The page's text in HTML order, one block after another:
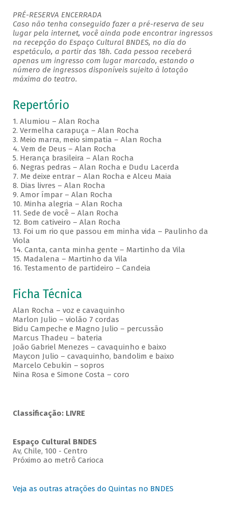
PRÉ-RESERVA ENCERRADA
Caso não tenha conseguido fazer a pré-reserva de seu
lugar pela internet, você ainda pode encontrar ingressos
na recepção do Espaço Cultural BNDES, no dia do
espetáculo, a partir das 18h. Cada pessoa receberá
apenas um ingresso com lugar marcado, estando o
número de ingressos disponíveis sujeito à lotação
máxima do teatro.
Repertório
1. Alumiou – Alan Rocha
2. Vermelha carapuça – Alan Rocha
3. Meio marra, meio simpatia – Alan Rocha
4. Vem de Deus – Alan Rocha
5. Herança brasileira – Alan Rocha
6. Negras pedras – Alan Rocha e Dudu Lacerda
7. Me deixe entrar – Alan Rocha e Alceu Maia
8. Dias livres – Alan Rocha
9. Amor ímpar – Alan Rocha
10. Minha alegria – Alan Rocha
11. Sede de você – Alan Rocha
12. Bom cativeiro – Alan Rocha
13. Foi um rio que passou em minha vida – Paulinho da
Viola
14. Canta, canta minha gente – Martinho da Vila
15. Madalena – Martinho da Vila
16. Testamento de partideiro – Candeia
Ficha Técnica
Alan Rocha – voz e cavaquinho
Marlon Julio – violão 7 cordas
Bidu Campeche e Magno Julio – percussão
Marcus Thadeu – bateria
João Gabriel Menezes – cavaquinho e baixo
Maycon Julio – cavaquinho, bandolim e baixo
Marcelo Cebukin – sopros
Nina Rosa e Simone Costa – coro
Classificação: LIVRE
Espaço Cultural BNDES
Av, Chile, 100 - Centro
Próximo ao metrô Carioca
Veja as outras atrações do Quintas no BNDES